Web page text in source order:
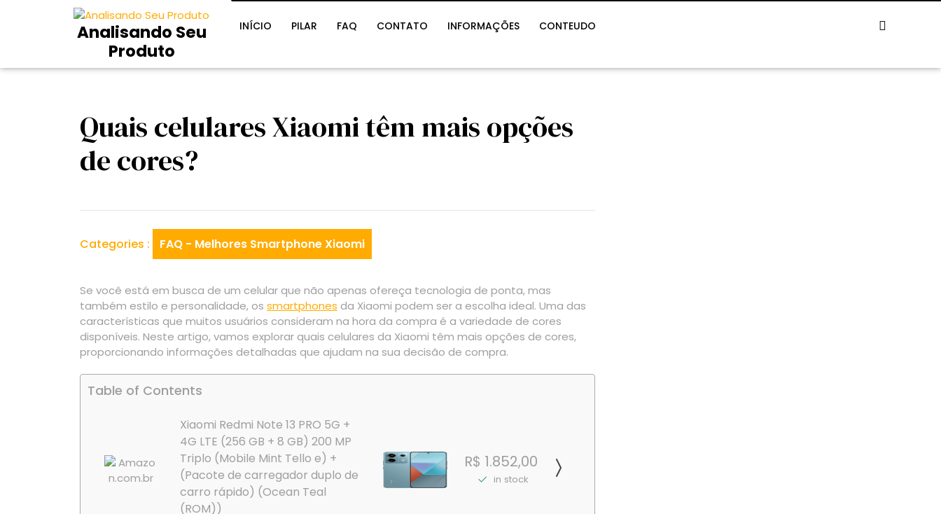
Analisando Seu
Produto
INÍCIO PILAR FAQ CONTATO INFORMAÇÕES CONTEUDO
Quais celulares Xiaomi têm mais opções
de cores?
Categories : FAQ - Melhores Smartphone Xiaomi
Se você está em busca de um celular que não apenas ofereça tecnologia de ponta, mas
também estilo e personalidade, os smartphones da Xiaomi podem ser a escolha ideal. Uma das
características que muitos usuários consideram na hora da compra é a variedade de cores
disponíveis. Neste artigo, vamos explorar quais celulares da Xiaomi têm mais opções de cores,
proporcionando informações detalhadas que ajudam na sua decisão de compra.
Table of Contents
Xiaomi Redmi Note 13 PRO 5G +
4G LTE (256 GB + 8 GB) 200 MP
Triplo (Mobile Mint Tello e) +
(Pacote de carregador duplo de
carro rápido) (Ocean Teal
(ROM))
R$ 1.852,00
in stock